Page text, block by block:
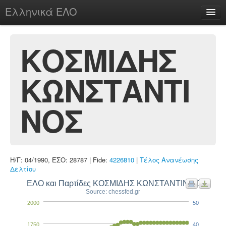
Ελληνικά ΕΛΟ
chesstu.be @ discord
Login
ΚΟΣΜΙΔΗΣ
ΚΩΝΣΤΑΝΤΙ
ΝΟΣ
Η/Γ: 04/1990, ΕΣΟ: 28787 | Fide: 4226810 | Τέλος Ανανέωσης
Δελτίου
ΕΛΟ και Παρτίδες ΚΟΣΜΙΔΗΣ ΚΩΝΣΤΑΝΤΙΝΟΣ
Source: chessfed.gr
2000
1750 40
50